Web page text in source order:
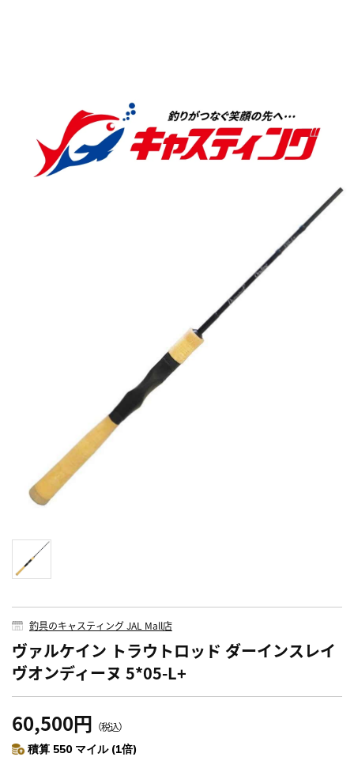
釣具のキャスティング JAL Mall店
ヴァルケイン トラウトロッド ダーインスレイ
ヴオンディーヌ 5*05-L+
60,500円 （税込）
積算 550 マイル (1倍)